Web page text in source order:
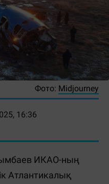
Фото: Midjourney
16:36
ИКАО-ның
Атлантикалық